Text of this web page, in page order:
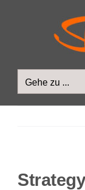
Gehe zu ...